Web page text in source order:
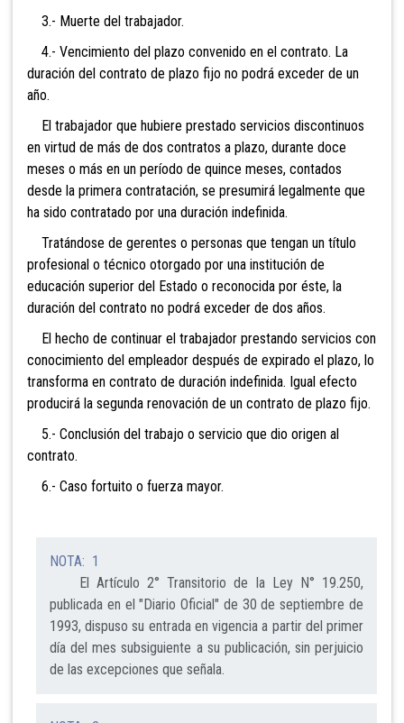
3.- Muerte del trabajador.
4.- Vencimiento del plazo convenido en el contrato. La
duración del contrato de plazo fijo no podrá exceder de un
año.
El trabajador que hubiere prestado servicios discontinuos
en virtud de más de dos contratos a plazo, durante doce
meses o más en un período de quince meses, contados
desde la primera contratación, se presumirá legalmente que
ha sido contratado por una duración indefinida.
Tratándose de gerentes o personas que tengan un título
profesional o técnico otorgado por una institución de
educación superior del Estado o reconocida por éste, la
duración del contrato no podrá exceder de dos años.
El hecho de continuar el trabajador prestando servicios con
conocimiento del empleador después de expirado el plazo, lo
transforma en contrato de duración indefinida. Igual efecto
producirá la segunda renovación de un contrato de plazo fijo.
5.- Conclusión del trabajo o servicio que dio origen al
contrato.
6.- Caso fortuito o fuerza mayor.
NOTA: 1
El Artículo 2° Transitorio de la Ley N° 19.250,
publicada en el "Diario Oficial" de 30 de septiembre de
1993, dispuso su entrada en vigencia a partir del primer
día del mes subsiguiente a su publicación, sin perjuicio
de las excepciones que señala.